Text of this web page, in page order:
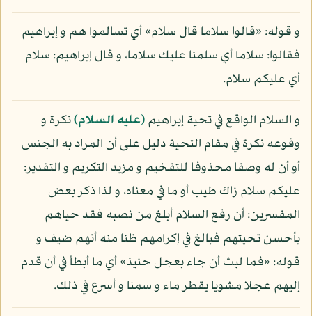
و قوله: «قالوا سلاما قال سلام» أي تسالموا هم و إبراهيم
فقالوا: سلاما أي سلمنا عليك سلاما، و قال إبراهيم: سلام
أي عليكم سلام.
و السلام الواقع في تحية إبراهيم(عليه السلام)نكرة و
وقوعه نكرة في مقام التحية دليل على أن المراد به الجنس
أو أن له وصفا محذوفا للتفخيم و مزيد التكريم و التقدير:
عليكم سلام زاك طيب أو ما في معناه، و لذا ذكر بعض
المفسرين: أن رفع السلام أبلغ من نصبه فقد حياهم
بأحسن تحيتهم فبالغ في إكرامهم ظنا منه أنهم ضيف و
قوله: «فما لبث أن جاء بعجل حنيذ» أي ما أبطأ في أن قدم
إليهم عجلا مشويا يقطر ماء و سمنا و أسرع في ذلك.